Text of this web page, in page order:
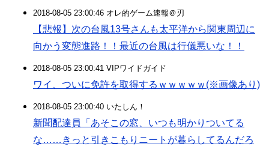
2018-08-05 23:00:46 オレ的ゲーム速報＠刃
【悲報】次の台風13号さんも太平洋から関東周辺に
向かう変態進路！！最近の台風は行儀悪いな！！
2018-08-05 23:00:41 VIPワイドガイド
ワイ、ついに免許を取得するｗｗｗｗｗ(※画像あり)
2018-08-05 23:00:40 いたしん！
新聞配達員「あそこの窓、いつも明かりついてる
な……きっと引きこもりニートが暮らしてるんだろ